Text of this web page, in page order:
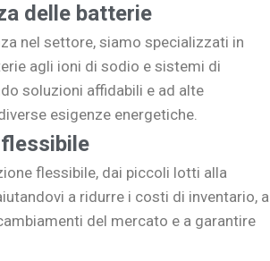
delle batterie
nel settore, siamo specializzati in
agli ioni di sodio e sistemi di
soluzioni affidabili e ad alte
esigenze energetiche.
flessibile, dai piccoli lotti alla
a ridurre i costi di inventario, a
del mercato e a garantire